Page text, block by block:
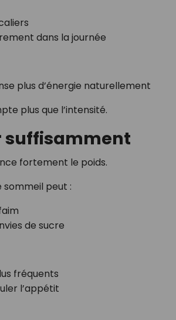
dans la journée
plus d’énergie naturellement
plus que l’intensité.
suffisamment
fortement le poids.
sommeil peut :
de sucre
fréquents
l’appétit